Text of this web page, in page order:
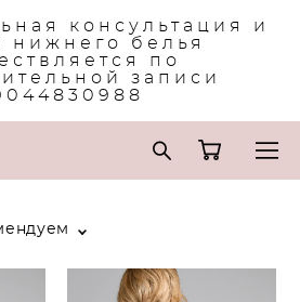
консультация и
нижнего белья
по
записи